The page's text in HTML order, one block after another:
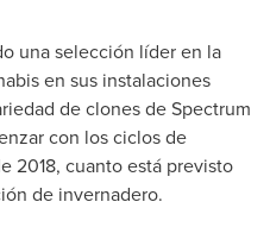
una selección líder en la
en sus instalaciones
de clones de Spectrum
con los ciclos de
2018, cuanto está previsto
de invernadero.